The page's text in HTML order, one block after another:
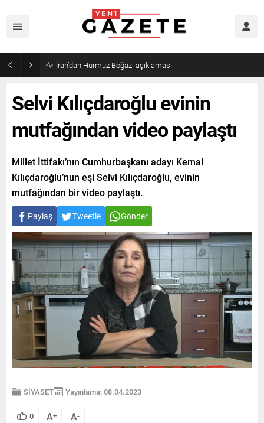
Öğrenci affı yürürlüğe girdi!
Selvi Kılıçdaroğlu evinin
mutfağından video paylaştı
Millet İttifakı’nın Cumhurbaşkanı adayı Kemal
Kılıçdaroğlu’nun eşi Selvi Kılıçdaroğlu, evinin
mutfağından bir video paylaştı.
Paylaş Tweetle Gönder
SİYASET Yayınlama: 08.04.2023
0 A+ A-